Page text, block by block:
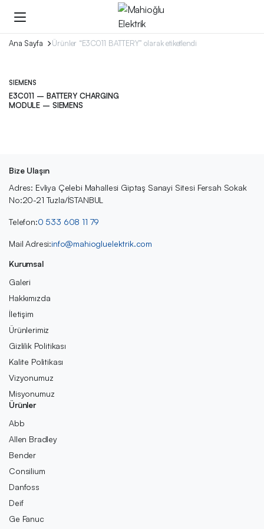
Ana Sayfa Ürünler “E3C011 BATTERY” olarak etiketlendi
SIEMENS
E3C011 – BATTERY CHARGING
MODULE – SIEMENS
Bize Ulaşın
Adres: Evliya Çelebi Mahallesi Giptaş Sanayi Sitesi Fersah Sokak
No:20-21 Tuzla/İSTANBUL
Telefon:0 533 608 11 79
Mail Adresi:info@mahiogluelektrik.com
Kurumsal
Galeri
Hakkımızda
İletişim
Ürünlerimiz
Gizlilik Politikası
Kalite Politikası
Vizyonumuz
Misyonumuz
Ürünler
Abb
Allen Bradley
Bender
Consilium
Danfoss
Deif
Ge Fanuc